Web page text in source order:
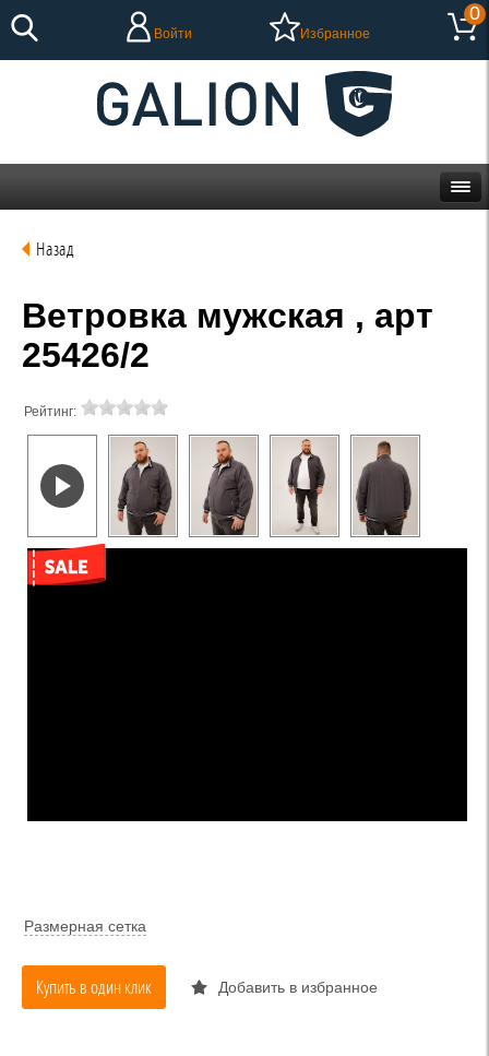
Войти Избранное
0
Назад
Ветровка мужская , арт
25426/2
Рейтинг:
Размерная сетка
Купить в один клик Добавить в избранное